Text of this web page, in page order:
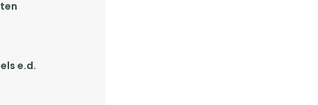
e.d.